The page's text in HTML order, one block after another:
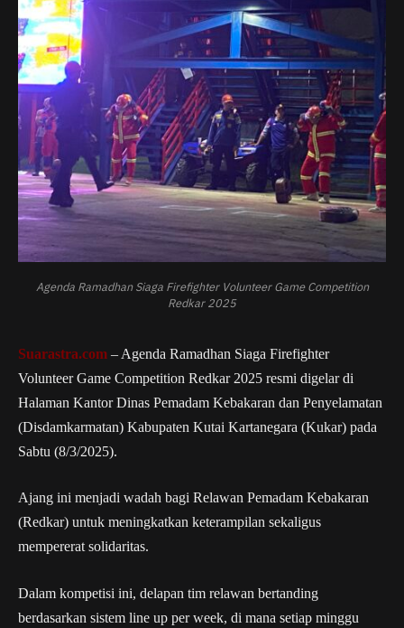
Agenda Ramadhan Siaga Firefighter Volunteer Game Competition
Redkar 2025
Suarastra.com – Agenda Ramadhan Siaga Firefighter
Volunteer Game Competition Redkar 2025 resmi digelar di
Halaman Kantor Dinas Pemadam Kebakaran dan Penyelamatan
(Disdamkarmatan) Kabupaten Kutai Kartanegara (Kukar) pada
Sabtu (8/3/2025).
Ajang ini menjadi wadah bagi Relawan Pemadam Kebakaran
(Redkar) untuk meningkatkan keterampilan sekaligus
mempererat solidaritas.
Dalam kompetisi ini, delapan tim relawan bertanding
berdasarkan sistem line up per week, di mana setiap minggu